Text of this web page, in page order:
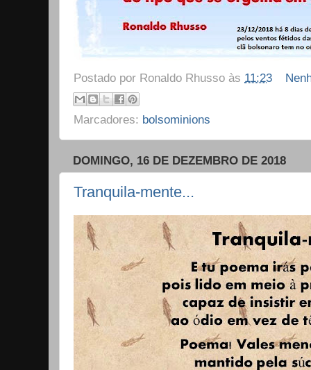
Postado por Ronaldo Rhusso às 11:23
Marcadores: bolsominions
DOMINGO, 16 DE DEZEMBRO DE 2018
Tranquila-mente...